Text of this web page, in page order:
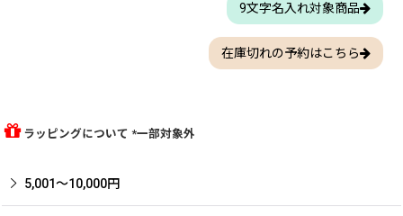
9文字名入れ対象商品
在庫切れの予約はこちら
ラッピングについて *一部対象外
5,001〜10,000円